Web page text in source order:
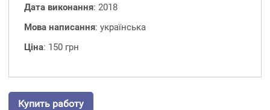
Дата виконання: 2018
Мова написання: українська
Ціна: 150 грн
Купить работу